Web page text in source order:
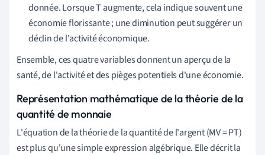
donnée. Lorsque T augmente, cela indique souvent une
économie florissante ; une diminution peut suggérer un
déclin de l'activité économique.
Ensemble, ces quatre variables donnent un aperçu de la
santé, de l'activité et des pièges potentiels d'une économie.
Représentation mathématique de la théorie de la
quantité de monnaie
L'équation de la théorie de la quantité de l'argent (MV = PT)
est plus qu'une simple expression algébrique. Elle décrit la